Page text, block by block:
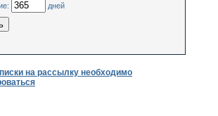
дней
на рассылку необходимо